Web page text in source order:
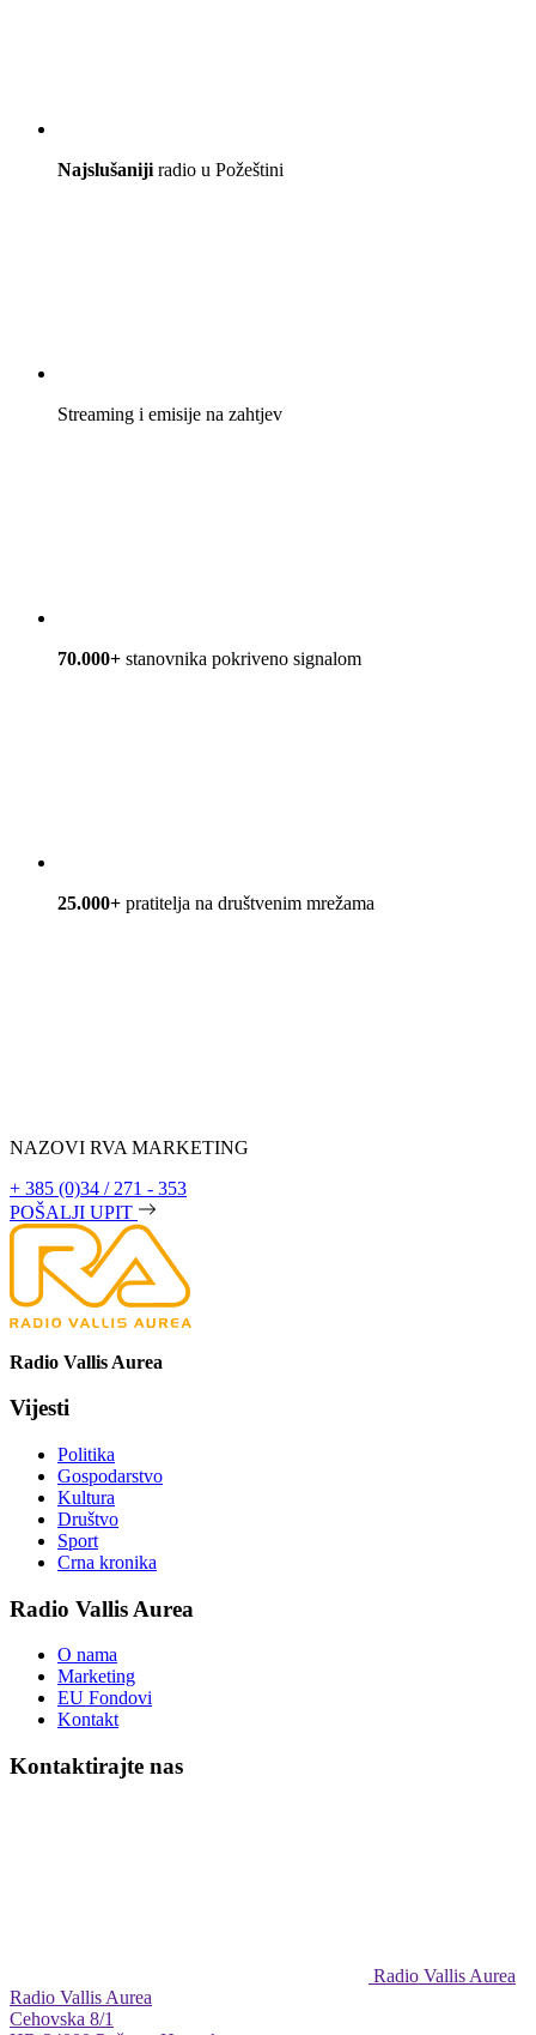
Najslušaniji radio u Požeštini
Streaming i emisije na zahtjev
70.000+ stanovnika pokriveno signalom
25.000+ pratitelja na društvenim mrežama
NAZOVI RVA MARKETING
+ 385 (0)34 / 271 - 353
POŠALJI UPIT
Radio Vallis Aurea
Vijesti
Politika
Gospodarstvo
Kultura
Društvo
Sport
Crna kronika
Radio Vallis Aurea
O nama
Marketing
EU Fondovi
Kontakt
Kontaktirajte nas
Radio Vallis Aurea
Radio Vallis Aurea
Cehovska 8/1